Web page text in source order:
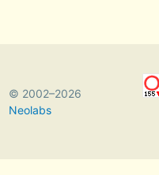
© 2002–2026
Neolabs